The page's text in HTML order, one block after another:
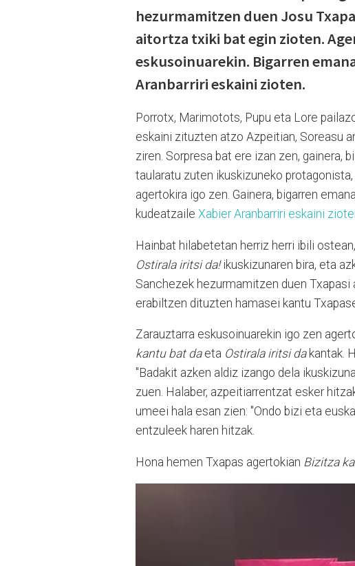
hezurmamitzen duen Josu
aitortza txiki bat egin zioten.
eskusoinuarekin. Bigarren
Aranbarriri eskaini zioten.
Porrotx, Marimotots, Pupu eta Lore
eskaini zituzten atzo Azpeitian, Soreasu
ziren. Sorpresa bat ere izan zen, gainera,
taularatu zuten ikuskizuneko
agertokira igo zen. Gainera, bigarren
kudeatzaile Xabier Aranbarriri eskaini
Hainbat hilabetetan herriz herri ibili
Ostirala iritsi da!ikuskizunaren bira, eta
Sanchezek hezurmamitzen duen
erabiltzen dituzten hamasei kantu
Zarauztarra eskusoinuarekin igo zen
kantu bat daeta Ostirala iritsi dakantak.
"Badakit azken aldiz izango dela
zuen. Halaber, azpeitiarrentzat esker
umeei hala esan zien: "Ondo bizi eta
entzuleek haren hitzak.
Hona hemen Txapas agertokian Bizitza